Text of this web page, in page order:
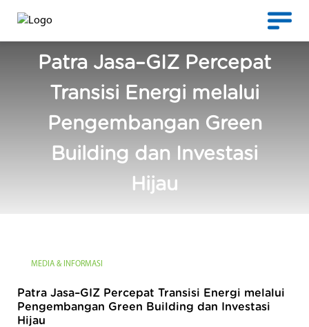
Patra Jasa–GIZ Percepat
Transisi Energi melalui
Pengembangan Green
Building dan Investasi
Hijau
MEDIA & INFORMASI
Patra Jasa–GIZ Percepat Transisi Energi melalui
Pengembangan Green Building dan Investasi
Hijau